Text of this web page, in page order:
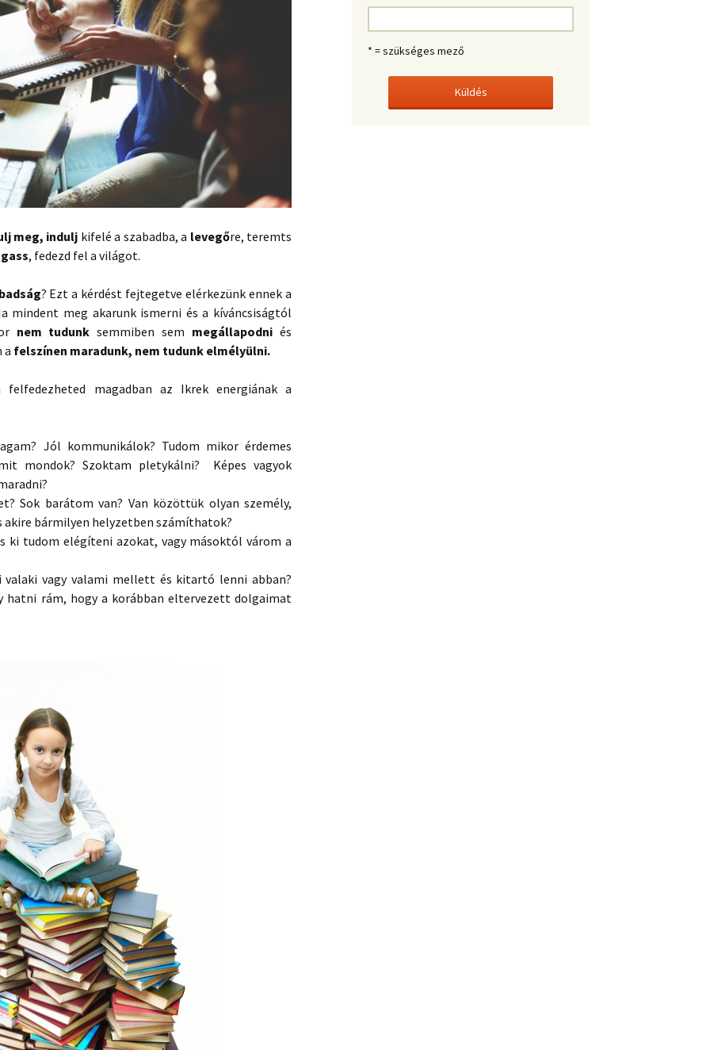
meg, indulj kifelé a szabadba, a levegőre, teremts
, fedezd fel a világot.
? Ezt a kérdést fejtegetve elérkezünk ennek a
mindent meg akarunk ismerni és a kíváncsiságtól
nem tudunk semmiben sem megállapodni és
a felszínen maradunk, nem tudunk elmélyülni.
felfedezheted magadban az Ikrek energiának a
Jól kommunikálok? Tudom mikor érdemes
mondok? Szoktam pletykálni? Képes vagyok
Sok barátom van? Van közöttük olyan személy,
akire bármilyen helyzetben számíthatok?
ki tudom elégíteni azokat, vagy másoktól várom a
valaki vagy valami mellett és kitartó lenni abban?
hatni rám, hogy a korábban eltervezett dolgaimat
* = szükséges mező